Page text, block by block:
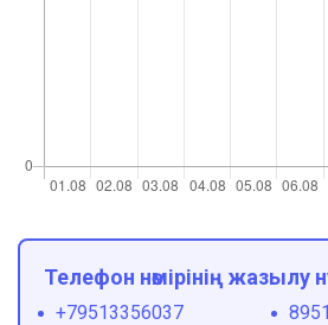
Телефон нөмірінің жазылу
+79513356037